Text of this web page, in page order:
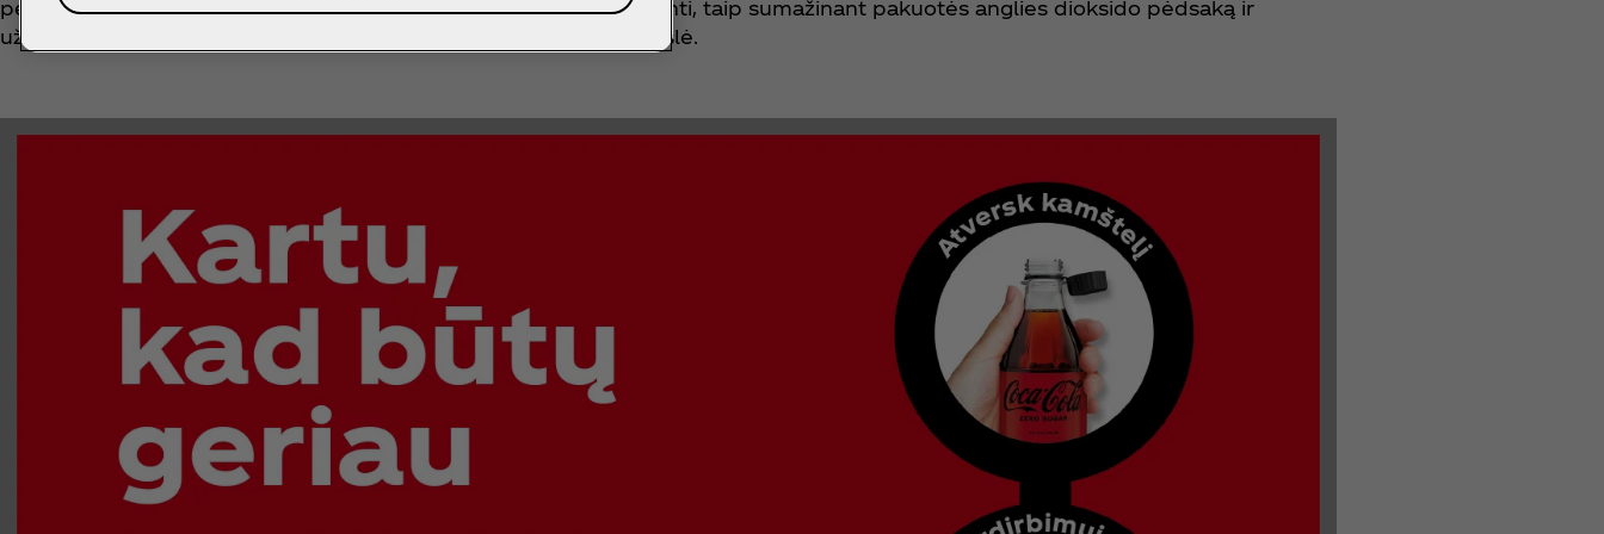
perdirbamas ir pakartotinai panaudojamas kitam produktui gaminti, taip sumažinant pakuotės anglies dioksido pėdsaką ir
užtikrinant, kad nė viena pakuotė neatsidurtų aplinkoje kaip šiukšlė.